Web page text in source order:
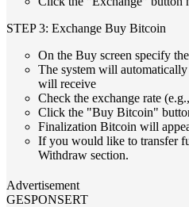
STEP 3: Exchange Buy Bitcoin
On the Buy screen specify
The system will
will receive
Check the exchange rate
Click the "Buy Bitcoin"
Finalization Bitcoin will
If you would like to transfer
Withdraw section.
Advertisement
GESPONSERT